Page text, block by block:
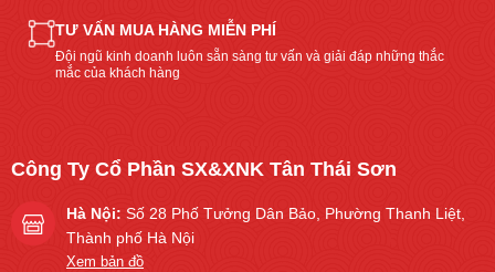
TƯ VẤN MUA HÀNG MIỄN PHÍ
Đội ngũ kinh doanh luôn sẵn sàng tư vấn và giải đáp những thắc
mắc của khách hàng
Công Ty Cổ Phần SX&XNK Tân Thái Sơn
Hà Nội: Số 28 Phố Tưởng Dân Bảo, Phường Thanh Liệt,
Thành phố Hà Nội
Xem bản đồ